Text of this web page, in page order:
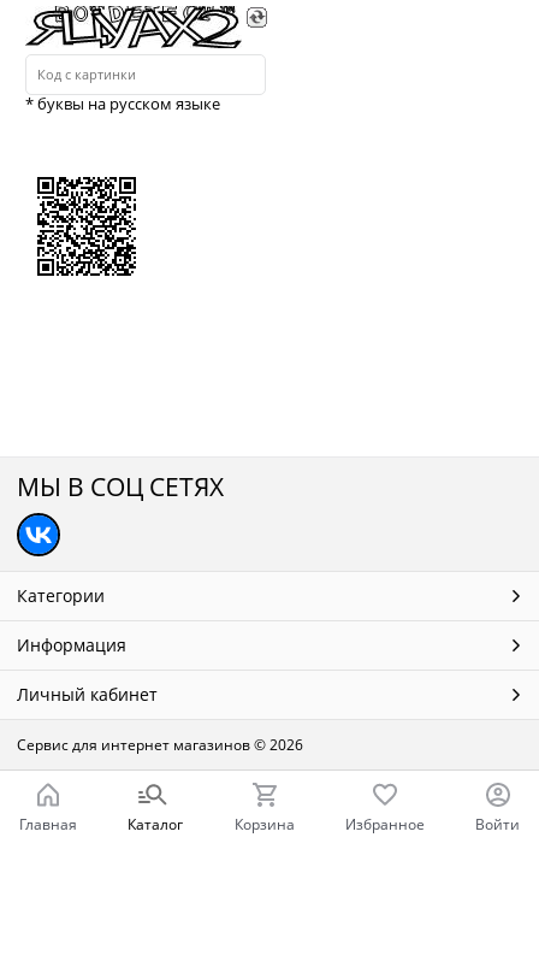
* буквы на русском языке
МЫ В СОЦ СЕТЯХ
Категории
Информация
Личный кабинет
Сервис для интернет магазинов© 2026
Главная Каталог Корзина Избранное Войти